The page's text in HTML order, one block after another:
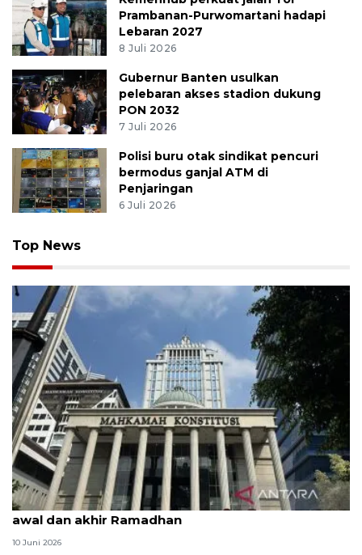
Prambanan-Purwomartani hadapi
Lebaran 2027
8 Juli 2026
Gubernur Banten usulkan
pelebaran akses stadion dukung
PON 2032
7 Juli 2026
Polisi buru otak sindikat pencuri
bermodus ganjal ATM di
Penjaringan
6 Juli 2026
Top News
MK uji materi UU Peradilan Agama perihal isbat
awal dan akhir Ramadhan
10 Juni 2026